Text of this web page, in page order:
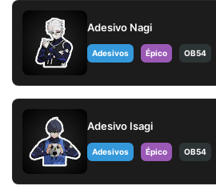
Adesivo Nagi
Adesivos Épico OB54
Adesivo Isagi
Adesivos Épico OB54